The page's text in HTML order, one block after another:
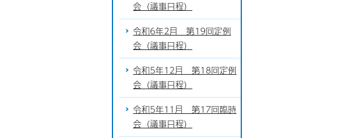
会（議事日程）
令和6年2月 第19回定例
会（議事日程）
令和5年12月 第18回定例
会（議事日程）
令和5年11月 第17回臨時
会（議事日程）